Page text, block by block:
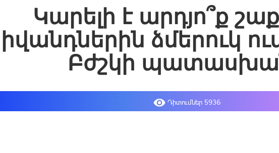
Կարելի է արդյո՞ք
ձմերուկ
Բժշկի
Դիտումներ 5936